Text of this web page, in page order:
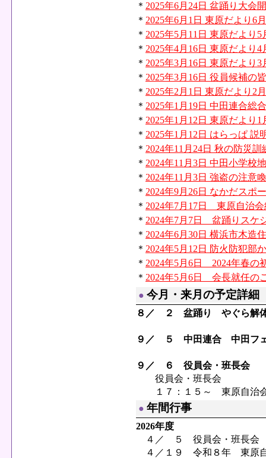
＊ 2025年6月24日 盆踊り大会
＊ 2025年6月1日 東原だより6
＊ 2025年5月11日 東原だより5
＊ 2025年4月16日 東原だより4
＊ 2025年3月16日 東原だより3
＊ 2025年3月16日 役員候補の
＊ 2025年2月1日 東原だより2
＊ 2025年1月19日 中田連合総
＊ 2025年1月12日 東原だより1
＊ 2025年1月12日 はらっぱ 説
＊ 2024年11月24日 秋の防災訓
＊ 2024年11月3日 中田小学校
＊ 2024年11月3日 強盗の注意
＊ 2024年9月26日 なかだスポ
＊ 2024年7月17日 東原自治
＊ 2024年7月7日 盆踊りスケ
＊ 2024年6月30日 横浜市木造
＊ 2024年5月12日 防火防犯部
＊ 2024年5月6日 2024年春の
＊ 2024年5月6日 会長就任の
● 今月・来月の予定詳細
８／ ２ 盆踊り やぐら解
９／ ５ 中田連合 中田フ
９／ ６ 役員会・班長会
役員会・班長会
１７：１５～ 東原自治
● 年間行事
2026年度
４／ ５ 役員会・班長会
４／１９ 令和８年 東原